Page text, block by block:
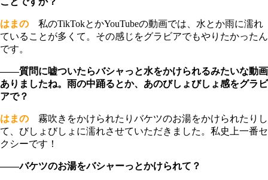
はまの 私のTikTokとかYouTubeの動画では、水とか雨に濡れ
ていることが多くて。その感じをグラビアでもやりたかったん
です。
――質問に嘘ついたらバシャっと水をかけられるみたいな動画
ありましたね。雨の中踊るとか、あのびしょびしょ感をグラビ
アで？
はまの 霧吹きをかけられたりバケツのお湯をかけられたりし
て、びしょびしょに濡れさせていただきました。私史上一番セ
クシーです！
――バケツのお湯をバシャーっとかけられて？